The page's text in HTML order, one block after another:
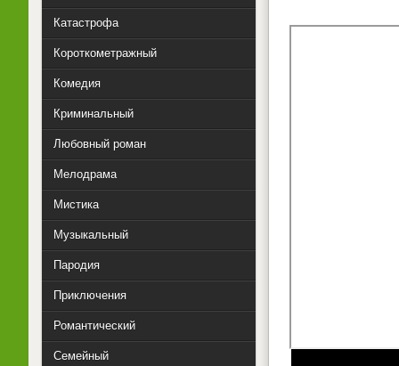
Катастрофа
Короткометражный
Комедия
Криминальный
Любовный роман
Мелодрама
Мистика
Музыкальный
Пародия
Приключения
Романтический
Семейный